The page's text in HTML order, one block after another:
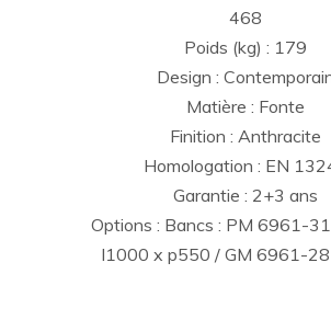
468
Poids (kg) : 179
Design :
Matière : Fonte
Finition : Anthracite
Homologation : EN
Garantie : 2+3 ans
Options : Bancs : PM 6961-
l1000 x p550 / GM 6961-